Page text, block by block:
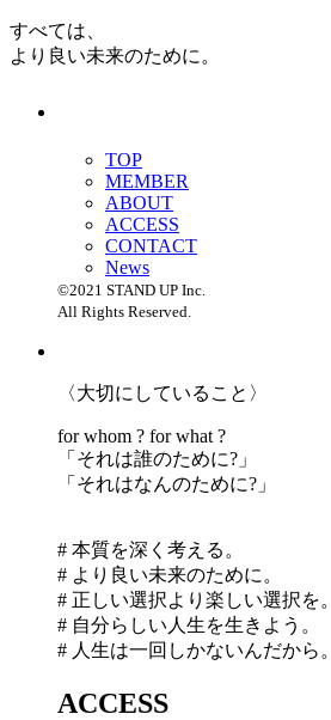
すべては、
より良い未来のために。
TOP
MEMBER
ABOUT
ACCESS
CONTACT
News
©2021 STAND UP Inc.
All Rights Reserved.
〈大切にしていること〉
for whom ? for what ?
「 それは誰のために?」
「 それはなんのために?」
# 本質を深く考える。
# より良い未来のために。
# 正しい選択より楽しい選択を。
# 自分らしい人生を生きよう。
# 人生は一回しかないんだから。
ACCESS